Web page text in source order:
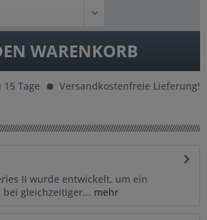
WARENKORB
Versandkostenfreie Lieferung!
Tage
II wurde entwickelt, um ein
gleichzeitiger... mehr